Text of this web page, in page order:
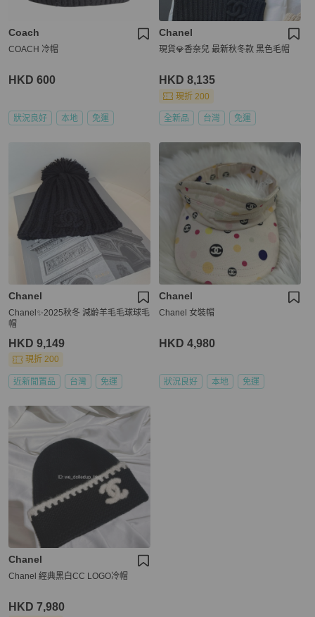
Coach
COACH 冷帽
HKD 600
狀況良好 本地 免運
Chanel
現貨💎香奈兒 最新秋冬款 黑色毛帽
HKD 8,135
現折 200
全新品 台灣 免運
Chanel
Chanel✨2025秋冬 減齡羊毛毛球球毛
帽
HKD 9,149
現折 200
近新閒置品 台灣 免運
Chanel
Chanel 女裝帽
HKD 4,980
狀況良好 本地 免運
Chanel
Chanel 經典黑白CC LOGO冷帽
HKD 7,980